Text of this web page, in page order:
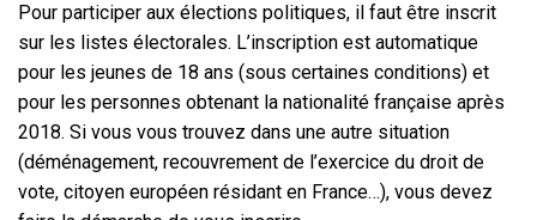
Pour participer aux élections politiques, il faut être inscrit
sur les listes électorales. L’inscription est automatique
pour les jeunes de 18 ans (sous certaines conditions) et
pour les personnes obtenant la nationalité française après
2018. Si vous vous trouvez dans une autre situation
(déménagement, recouvrement de l’exercice du droit de
vote, citoyen européen résidant en France…), vous devez